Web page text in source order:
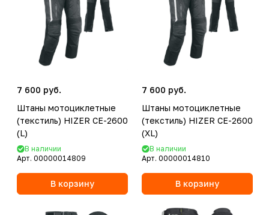
7 600 руб.
Штаны мотоциклетные
(текстиль) HIZER CE-2600
(L)
В наличии
Арт. 00000014809
В корзину
7 600 руб.
Штаны мотоциклетные
(текстиль) HIZER CE-2600
(XL)
В наличии
Арт. 00000014810
В корзину